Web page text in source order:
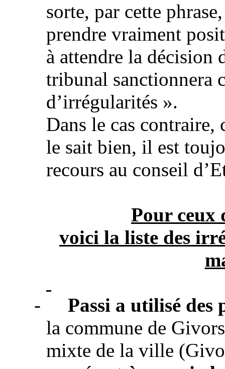
sorte, par cette
prendre vraiment
à attendre la décision
tribunal sanctionnera
d’irrégularités ».
Dans le cas
le sait bien, il est
recours au conseil
Pour ceux
voici la liste des
-
Passi a utilisé des
la commune de
mixte de la ville